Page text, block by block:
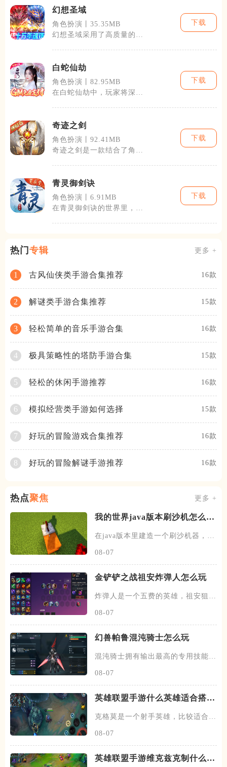
幻想圣域
角色扮演丨35.35MB
幻想圣域采用了高质量的
下载
白蛇仙劫
角色扮演丨82.95MB
在白蛇仙劫中，玩家将深入
下载
奇迹之剑
角色扮演丨92.41MB
奇迹之剑是一款结合了角色
下载
青灵御剑诀
角色扮演丨6.91MB
在青灵御剑诀的世界里，玩
下载
热门 专辑 更多 +
1 古风仙侠类手游合集推荐 16款
2 解谜类手游合集推荐 15款
3 轻松简单的音乐手游合集 16款
4 极具策略性的塔防手游合集 15款
5 轻松的休闲手游推荐 16款
6 模拟经营类手游如何选择 15款
7 好玩的冒险游戏合集推荐 16款
8 好玩的冒险解谜手游推荐 16款
热点聚焦 更多 +
我的世界java版本刷沙机怎么建
在java版本里建造一个刷沙机器，首
08-07
金铲铲之战祖安炸弹人怎么玩
炸弹人是一个五费的英雄，祖安狙神
08-07
幻兽帕鲁混沌骑士怎么玩
混沌骑士拥有输出最高的专用技能双
08-07
英雄联盟手游什么英雄适合搭配
克格莫是一个射手英雄，比较适合走
08-07
英雄联盟手游维克兹克制什么英